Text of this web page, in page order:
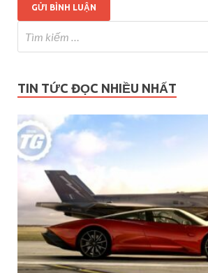
TIN TỨC ĐỌC NHIỀU NHẤT